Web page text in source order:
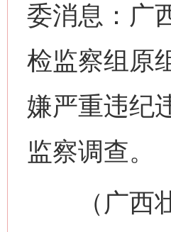
委消息：广
检监察组原
嫌严重违纪
监察调查。
（广西壮
在谋一域中谋全局